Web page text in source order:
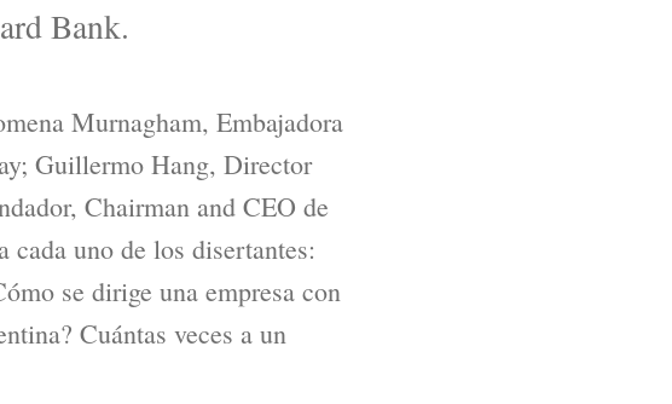
Bank.
Murnagham, Embajadora
Guillermo Hang, Director
Chairman and CEO de
uno de los disertantes:
se dirige una empresa con
Cuántas veces a un